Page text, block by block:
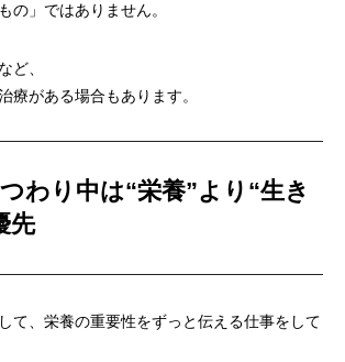
の」ではありません。
ど、
療がある場合もあります。
わり中は“栄養”より“生き
先
て、栄養の重要性をずっと伝える仕事をして